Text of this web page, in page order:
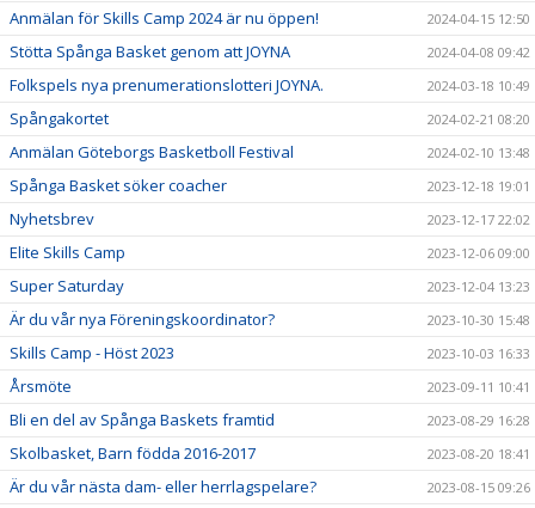
Anmälan för Skills Camp 2024 är nu öppen! 2024-04-15 12:50
Stötta Spånga Basket genom att JOYNA 2024-04-08 09:42
Folkspels nya prenumerationslotteri JOYNA. 2024-03-18 10:49
Spångakortet 2024-02-21 08:20
Anmälan Göteborgs Basketboll Festival 2024-02-10 13:48
Spånga Basket söker coacher 2023-12-18 19:01
Nyhetsbrev 2023-12-17 22:02
Elite Skills Camp 2023-12-06 09:00
Super Saturday 2023-12-04 13:23
Är du vår nya Föreningskoordinator? 2023-10-30 15:48
Skills Camp - Höst 2023 2023-10-03 16:33
Årsmöte 2023-09-11 10:41
Bli en del av Spånga Baskets framtid 2023-08-29 16:28
Skolbasket, Barn födda 2016-2017 2023-08-20 18:41
Är du vår nästa dam- eller herrlagspelare? 2023-08-15 09:26